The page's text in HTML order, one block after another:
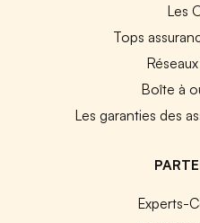
Les
Tops
Boîte à
Les garanties des
Experts-